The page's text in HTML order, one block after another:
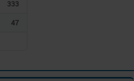
333
47